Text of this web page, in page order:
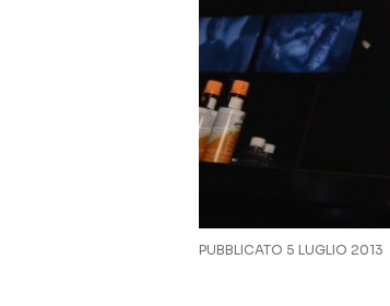
PUBBLICATO 5 LUGLIO 2013